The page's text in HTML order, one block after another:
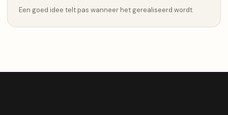
Een goed idee telt pas wanneer het gerealiseerd wordt.